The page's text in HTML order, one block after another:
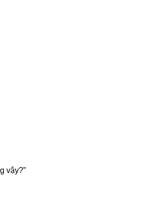
vậy?”